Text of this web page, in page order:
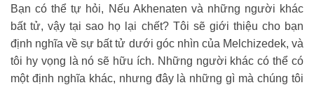
Bạn có thể tự hỏi, Nếu Akhenaten và những người khác
bất tử, vậy tại sao họ lại chết? Tôi sẽ giới thiệu cho bạn
định nghĩa về sự bất tử dưới góc nhìn của Melchizedek, và
tôi hy vọng là nó sẽ hữu ích. Những người khác có thể có
một định nghĩa khác, nhưng đây là những gì mà chúng tôi